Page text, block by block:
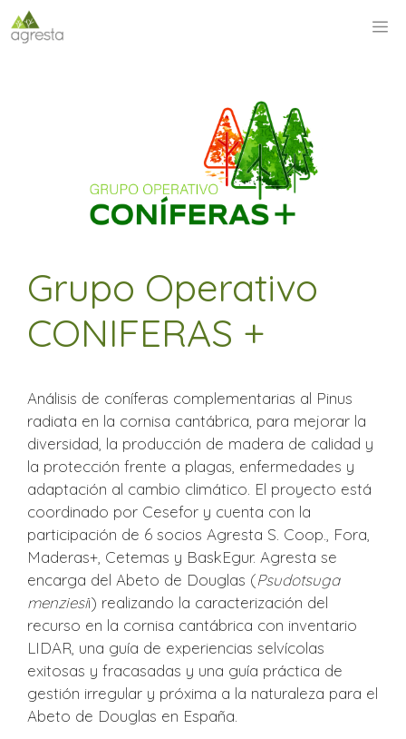
Saltar
al
Grupo Operativo
CONIFERAS +
Análisis de coníferas complementarias al Pinus
radiata en la cornisa cantábrica, para mejorar la
diversidad, la producción de madera de calidad y
la protección frente a plagas, enfermedades y
adaptación al cambio climático. El proyecto está
coordinado por Cesefor y cuenta con la
participación de 6 socios Agresta S. Coop., Fora,
Maderas+, Cetemas y BaskEgur. Agresta se
encarga del Abeto de Douglas (Psudotsuga
menziesii) realizando la caracterización del
recurso en la cornisa cantábrica con inventario
LIDAR, una guía de experiencias selvícolas
exitosas y fracasadas y una guía práctica de
gestión irregular y próxima a la naturaleza para el
Abeto de Douglas en España.